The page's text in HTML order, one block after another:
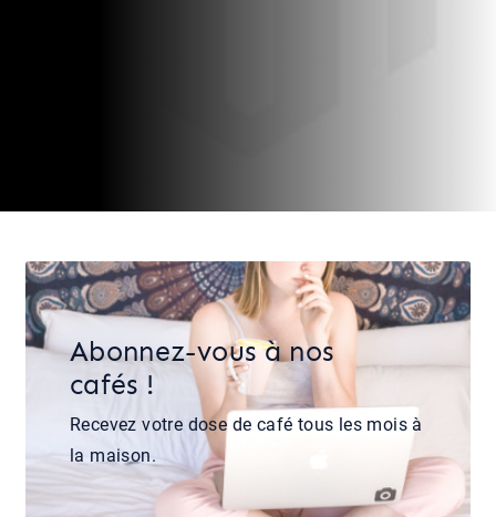
Abonnez-vous à nos
cafés !
Recevez votre dose de café tous les mois à
la maison.